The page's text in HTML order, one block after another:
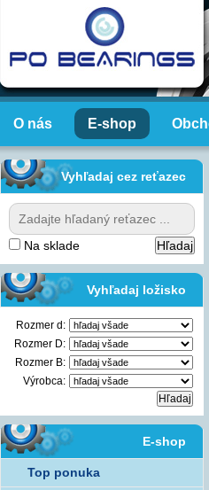
O nás E-shop
Vyhľadaj cez reťazec
Na sklade
Vyhľadaj ložisko
Rozmer d:
Rozmer D:
Rozmer B:
Výrobca:
E-shop
Top ponuka